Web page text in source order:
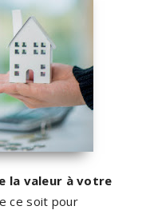
la valeur à votre
ce soit pour